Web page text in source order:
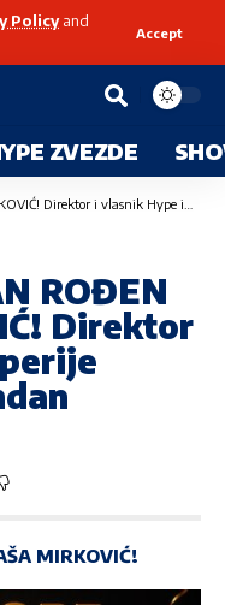
Policyand
Accept
ZVEZDE
vlasnik Hype imperije danas slavi rođendan
ROĐEN
Direktor
MIRKOVIĆ!